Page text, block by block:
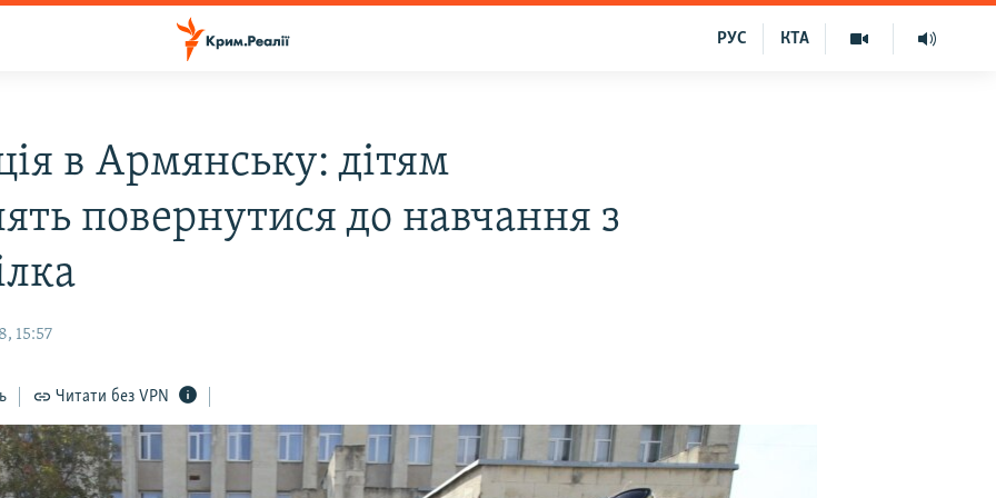
КТА
РУС
в Армянську: дітям
повернутися до навчання з
15:57
Читати без VPN